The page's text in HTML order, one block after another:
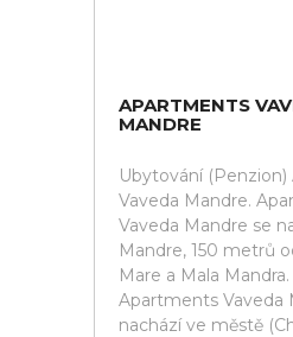
APARTMENTS
MANDRE
Ubytování
Vaveda Mandre.
Vaveda Mandre se
Mandre, 150 metrů
Mare a Mala
Apartments Vaveda
nachází ve městě